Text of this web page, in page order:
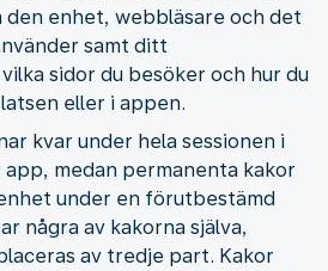
den enhet, webbläsare och det
samt ditt
sidor du besöker och hur du
eller i appen.
kvar under hela sessionen i
medan permanenta kakor
under en förutbestämd
några av kakorna själva,
av tredje part. Kakor